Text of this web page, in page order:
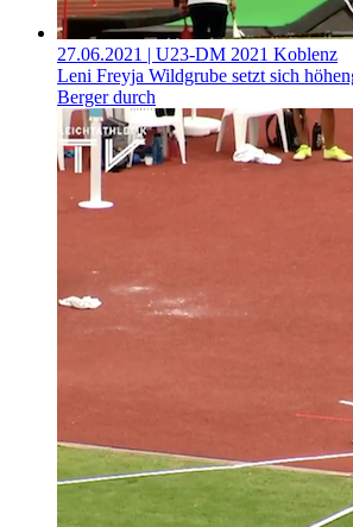
27.06.2021 | U23-DM 2021 Koblenz
Leni Freyja Wildgrube setzt sich
Berger durch